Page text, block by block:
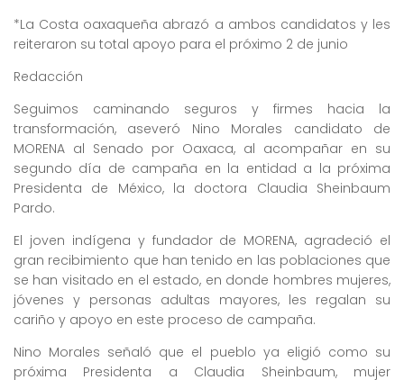
*La Costa oaxaqueña abrazó a ambos candidatos y les
reiteraron su total apoyo para el próximo 2 de junio
Redacción
Seguimos caminando seguros y firmes hacia la
transformación, aseveró Nino Morales candidato de
MORENA al Senado por Oaxaca, al acompañar en su
segundo día de campaña en la entidad a la próxima
Presidenta de México, la doctora Claudia Sheinbaum
Pardo.
El joven indígena y fundador de MORENA, agradeció el
gran recibimiento que han tenido en las poblaciones que
se han visitado en el estado, en donde hombres mujeres,
jóvenes y personas adultas mayores, les regalan su
cariño y apoyo en este proceso de campaña.
Nino Morales señaló que el pueblo ya eligió como su
próxima Presidenta a Claudia Sheinbaum, mujer